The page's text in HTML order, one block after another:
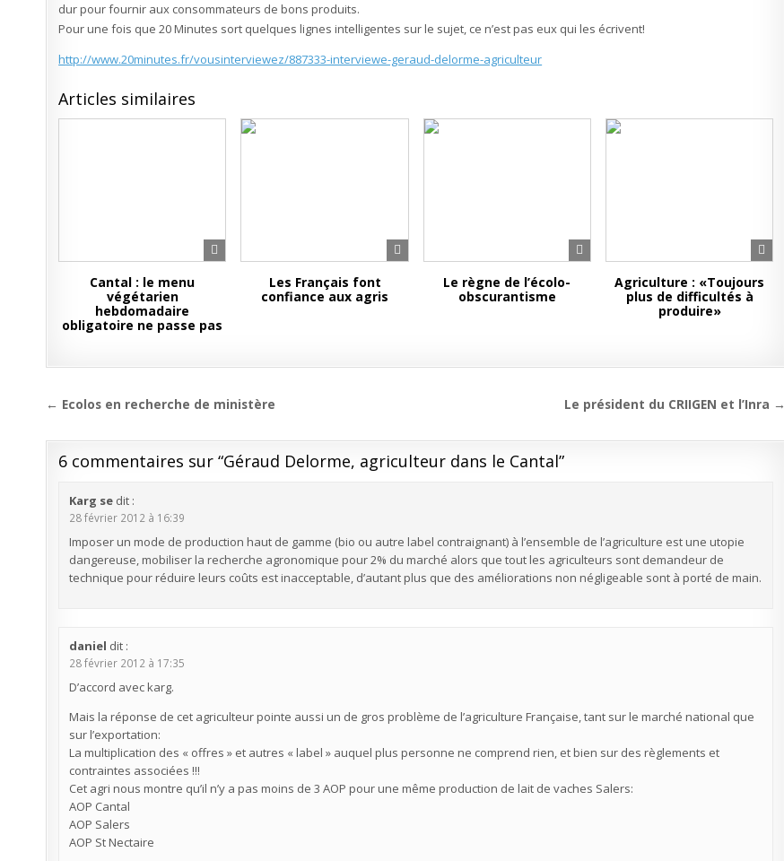
dur pour fournir aux consommateurs de bons produits.
Pour une fois que 20 Minutes sort quelques lignes intelligentes sur le sujet, ce n’est pas eux qui les écrivent!
http://www.20minutes.fr/vousinterviewez/887333-interviewe-geraud-delorme-agriculteur
Articles similaires
Cantal : le menu
végétarien
hebdomadaire
obligatoire ne passe pas
Les Français font
confiance aux agris
Le règne de l’écolo-
obscurantisme
Agriculture : «Toujours
plus de difficultés à
produire»
Navigation
de
l’article
Le président du CRIIGEN et l’Inra →
← Ecolos en recherche de ministère
6 commentaires sur “Géraud Delorme, agriculteur dans le Cantal”
Karg se dit :
28 février 2012 à 16:39
Imposer un mode de production haut de gamme (bio ou autre label contraignant) à l’ensemble de l’agriculture est une utopie
dangereuse, mobiliser la recherche agronomique pour 2% du marché alors que tout les agriculteurs sont demandeur de
technique pour réduire leurs coûts est inacceptable, d’autant plus que des améliorations non négligeable sont à porté de main.
daniel dit :
28 février 2012 à 17:35
D’accord avec karg.
Mais la réponse de cet agriculteur pointe aussi un de gros problème de l’agriculture Française, tant sur le marché national que
sur l’exportation:
La multiplication des « offres » et autres « label » auquel plus personne ne comprend rien, et bien sur des règlements et
contraintes associées !!!
Cet agri nous montre qu’il n’y a pas moins de 3 AOP pour une même production de lait de vaches Salers:
AOP Cantal
AOP Salers
AOP St Nectaire